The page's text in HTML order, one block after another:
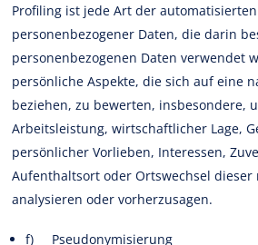
Profiling ist jede Art der
personenbezogener Daten, die darin
personenbezogenen Daten verwendet
persönliche Aspekte, die sich auf eine
beziehen, zu bewerten, insbesondere,
Arbeitsleistung, wirtschaftlicher Lage,
persönlicher Vorlieben, Interessen,
Aufenthaltsort oder Ortswechsel dieser
analysieren oder vorherzusagen.
f) Pseudonymisierung